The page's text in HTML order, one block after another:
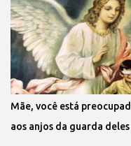
Mãe, você está
aos anjos da guarda deles